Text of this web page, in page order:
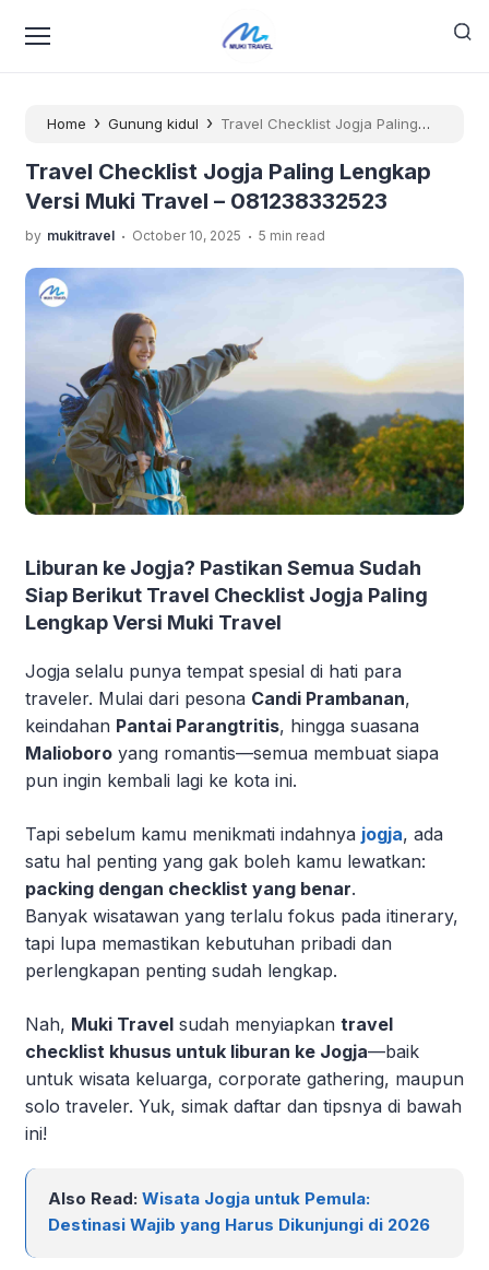
Home › Gunung kidul › Travel Checklist Jogja Paling
Travel Checklist Jogja Paling Lengkap
Versi Muki Travel – 081238332523
by mukitravel . October 10, 2025 . 5 min read
Liburan ke Jogja? Pastikan Semua Sudah
Siap Berikut Travel Checklist Jogja Paling
Lengkap Versi Muki Travel
Jogja selalu punya tempat spesial di hati para
traveler. Mulai dari pesona Candi Prambanan,
keindahan Pantai Parangtritis, hingga suasana
Malioboro yang romantis—semua membuat siapa
pun ingin kembali lagi ke kota ini.
Tapi sebelum kamu menikmati indahnya jogja, ada
satu hal penting yang gak boleh kamu lewatkan:
packing dengan checklist yang benar.
Banyak wisatawan yang terlalu fokus pada itinerary,
tapi lupa memastikan kebutuhan pribadi dan
perlengkapan penting sudah lengkap.
Nah, Muki Travel sudah menyiapkan travel
checklist khusus untuk liburan ke Jogja—baik
untuk wisata keluarga, corporate gathering, maupun
solo traveler. Yuk, simak daftar dan tipsnya di bawah
ini!
Also Read: Wisata Jogja untuk Pemula:
Destinasi Wajib yang Harus Dikunjungi di 2026